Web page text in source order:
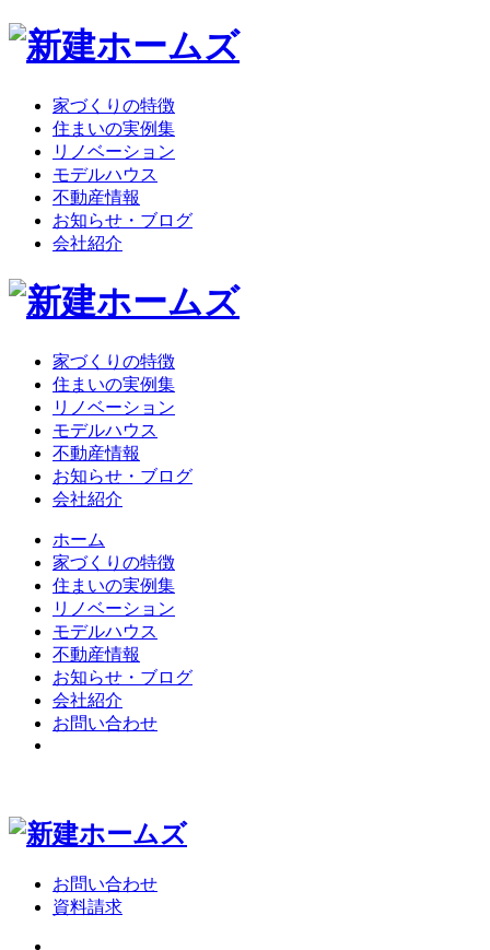
家づくりの特徴
住まいの実例集
リノベーション
モデルハウス
不動産情報
お知らせ・ブログ
会社紹介
家づくりの特徴
住まいの実例集
リノベーション
モデルハウス
不動産情報
お知らせ・ブログ
会社紹介
ホーム
家づくりの特徴
住まいの実例集
リノベーション
モデルハウス
不動産情報
お知らせ・ブログ
会社紹介
お問い合わせ
お問い合わせ
資料請求